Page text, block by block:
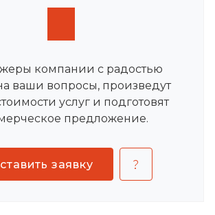
компании с радостью
ваши вопросы, произведут
услуг и подготовят
предложение.
заявку